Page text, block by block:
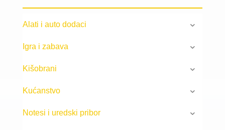
Alati i auto dodaci
Igra i zabava
Kišobrani
Kućanstvo
Notesi i uredski pribor